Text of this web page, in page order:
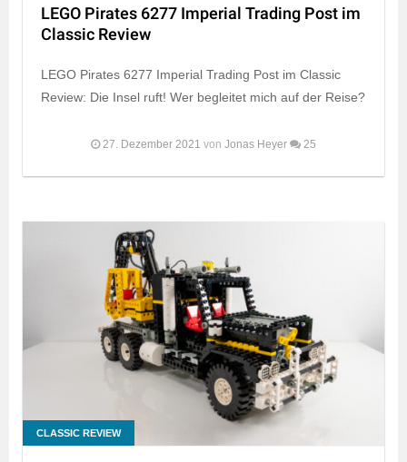
LEGO Pirates 6277 Imperial Trading Post im
Classic Review
LEGO Pirates 6277 Imperial Trading Post im Classic
Review: Die Insel ruft! Wer begleitet mich auf der Reise?
27. Dezember 2021 von Jonas Heyer 25
CLASSIC REVIEW